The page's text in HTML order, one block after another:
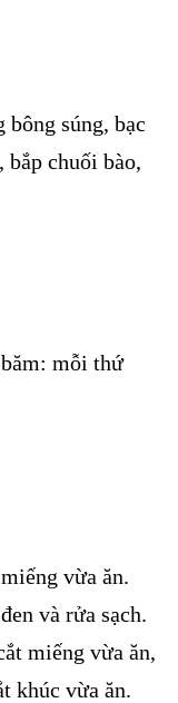
bông súng, bạc
bắp chuối bào,
mỗi thứ
vừa ăn.
và rửa sạch.
miếng vừa ăn,
khúc vừa ăn.